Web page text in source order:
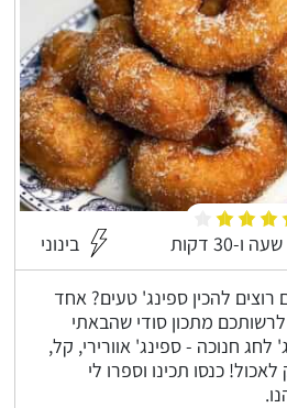
שעה ו-30 דקות בינוני
להכין ספינג' טעים? אחד
מתכון סודי שהבאתי
חנוכה - ספינג' אוורירי, קל,
כנסו תכינו וספרו לי